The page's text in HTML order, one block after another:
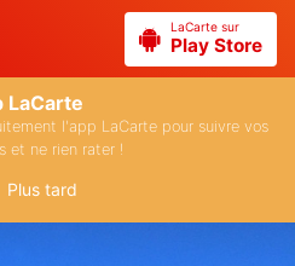
LaCarte sur
Play Store
LaCarte
l'app LaCarte pour suivre vos
et ne rien rater !
Plus tard